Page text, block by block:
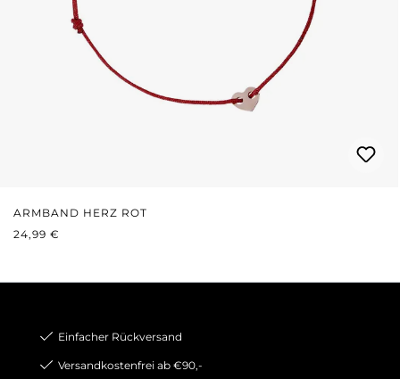
ARMBAND HERZ ROT
REGULÄRER PREIS:
24,99 €
Einfacher Rückversand
Versandkostenfrei ab €90,-